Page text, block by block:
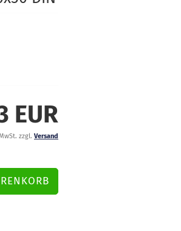
EUR
zzgl. Versand